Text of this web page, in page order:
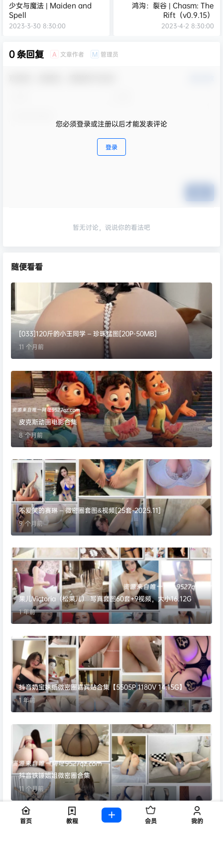
少女与魔法 | Maiden and
Spell
2023-3-30 8:30:00
鸿沟：裂谷 | Chasm: The
Rift（v0.9.15）
2023-4-2 8:30:00
0 条回复 A 文章作者 M 管理员
您必须登录或注册以后才能发表评论
登录
暂无讨论，说说你的看法吧
随便看看
[033]120斤的小王同学 – 珍珠猛图[20P-50MB]
11 个月前
皮克斯动画电影合集
8 个月前
不爱笑的赛琳 – 微密圈套图&视频[25套-2025.11]
9 个月前
果儿Victoria（松果儿） 写真套图60套+9视频，大小16.12G
1 年前
抖音奶宝妹纸微密圈嘉宾贴合集【5505P 1180V 14.15G】
1 年前
抖音铁锤姐姐微密圈合集
11 个月前
首页 教程 会员 我的